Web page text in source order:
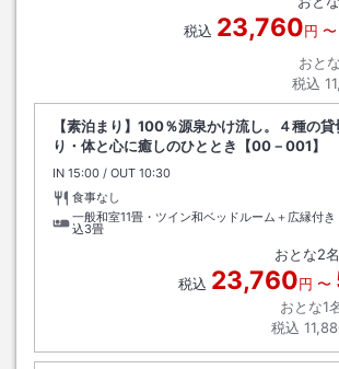
税込 23,760円 〜
おと
税込
【素泊まり】100％源泉かけ流し。４種の
り・体と心に癒しのひととき【00－001】
IN チェックイン
15:00 / OUT チェックアウト
10:30
食事なし
一般和室11畳・ツイン和ベッドルーム＋広縁付き
込3畳
おとな2名
税込 23,760円 〜
おとな1
税込